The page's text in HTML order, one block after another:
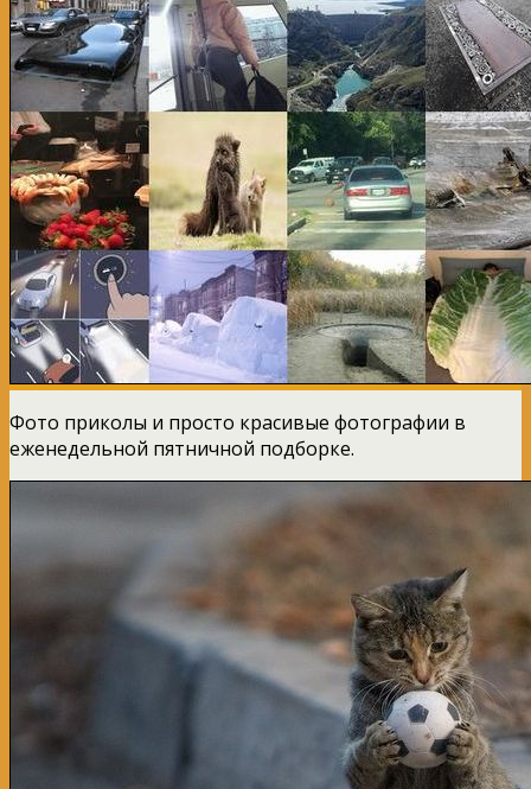
Фото приколы и просто красивые фотографии в
еженедельной пятничной подборке.